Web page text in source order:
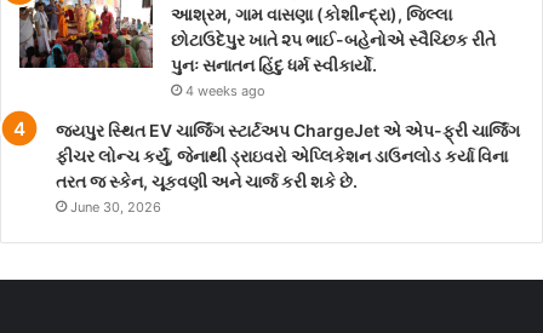
આશ્રમ, ગામ વાસણા (કોશીન્દ્રા), જિલ્લા
છોટાઉદેપુર ખાતે ૨૫ ભાઈ-બહેનોએ સ્વૈચ્છિક રીતે
પુનઃ સનાતન હિંદુ ધર્મ સ્વીકાર્યો.
4 weeks ago
જયપુર સ્થિત EV ચાર્જિંગ સ્ટાર્ટઅપ ChargeJet એ એપ-ફ્રી ચાર્જિંગ
ફીચર લોન્ચ કર્યું, જેનાથી ડ્રાઇવરો એપ્લિકેશન ડાઉનલોડ કર્યા વિના
તરત જ સ્કેન, ચૂકવણી અને ચાર્જ કરી શકે છે.
June 30, 2026